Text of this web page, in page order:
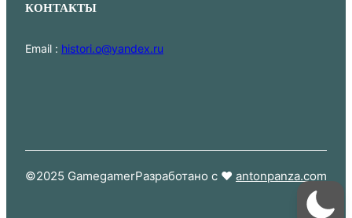
КОНТАКТЫ
Email : histori.o@yandex.ru
©2025 GamegamerРазработано с ❤ antonpanza.com